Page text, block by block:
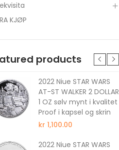
KJØP
products
2022 Niue STAR WARS
AT-ST WALKER 2 DOLLAR
1 OZ sølv mynt i kvalitet
Proof i kapsel og skrin
kr 1,100.00
2022 Niue STAR WARS